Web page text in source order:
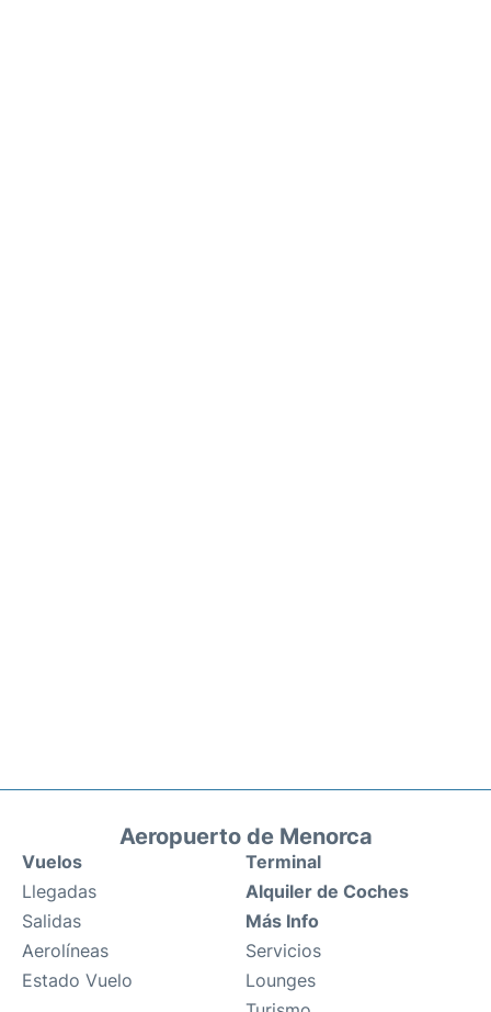
Aeropuerto de Menorca
Vuelos
Llegadas
Salidas
Aerolíneas
Estado Vuelo
Terminal
Alquiler de Coches
Más Info
Servicios
Lounges